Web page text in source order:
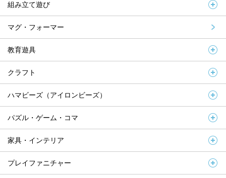
組み立て遊び
マグ・フォーマー
教育遊具
クラフト
ハマビーズ（アイロンビーズ）
パズル・ゲーム・コマ
家具・インテリア
プレイファニチャー